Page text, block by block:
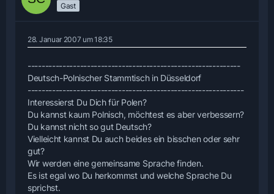
Gast
28. Januar 2007 um 18:35
-------------------------------------------------------------
Deutsch-Polnischer Stammtisch in Düsseldorf
--------------------------------------------------------------
Interessierst Du Dich für Polen?
Du kannst kaum Polnisch, möchtest es aber verbessern?
Du kannst nicht so gut Deutsch?
Vielleicht kannst Du auch beides ein bisschen oder sehr
gut?
Wir werden eine gemeinsame Sprache finden.
Es ist egal wo Du herkommst und welche Sprache Du
sprichst.